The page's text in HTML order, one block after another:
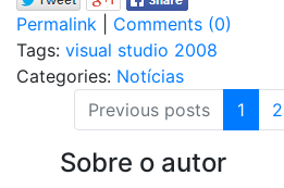
Permalink
Comments (0)
Tags: visual studio 2008
Categories: Notícias
Previous posts
1 2
Sobre o autor